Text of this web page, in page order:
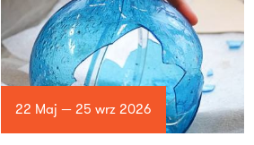
22 Maj — 25 wrz 2026